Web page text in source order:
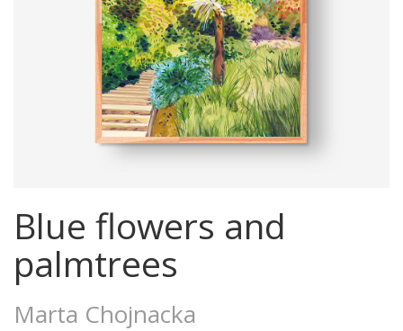
Blue flowers and
palmtrees
Marta Chojnacka